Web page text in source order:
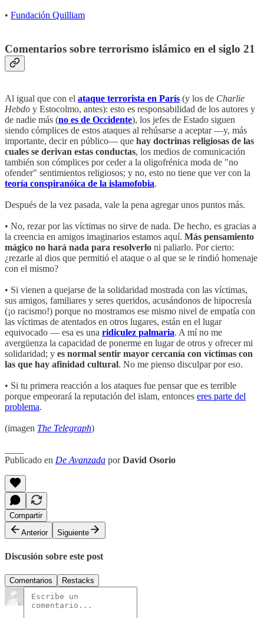
• Fundación Quilliam
Comentarios sobre terrorismo islámico en el siglo 21
Al igual que con el ataque terrorista en París (y los de Charlie
Hebdo y Estocolmo, antes): esto es responsabilidad de los autores y
de nadie más (no es de Occidente), los jefes de Estado siguen
siendo cómplices de estos ataques al rehúsarse a aceptar —y, más
importante, decir en público— que hay doctrinas religiosas de las
cuales se derivan estas conductas, los medios de comunicación
también son cómplices por ceder a la oligofrénica moda de "no
ofender" sentimientos religiosos; y no, esto no tiene que ver con la
teoría conspiranóica de la islamofobia.
Después de la vez pasada, vale la pena agregar unos puntos más.
• No, rezar por las víctimas no sirve de nada. De hecho, es gracias a
la creencia en amigos imaginarios estamos aquí. Más pensamiento
mágico no hará nada para resolverlo ni paliarlo. Por cierto:
¿rezarle al dios que permitió el ataque o al que se le rindió homenaje
con el mismo?
• Si vienen a quejarse de la solidaridad mostrada con las víctimas,
sus amigos, familiares y seres queridos, acusándonos de hipocresía
(¡o racismo!) porque no mostramos ese mismo nivel de empatía con
las víctimas de atentados en otros lugares, están en el lugar
equivocado — esa es una ridiculez palmaria. A mí no me
avergüenza la capacidad de ponerme en lugar de otros y ofrecer mi
solidaridad; y es normal sentir mayor cercanía con víctimas con
las que hay afinidad cultural. No me pienso disculpar por eso.
• Si tu primera reacción a los ataques fue pensar que es terrible
porque empeorará la reputación del islam, entonces eres parte del
problema.
(imagen The Telegraph)
Publicado en De Avanzada porDavid Osorio
Compartir
Anterior
Siguiente
Discusión sobre este post
Comentarios Restacks